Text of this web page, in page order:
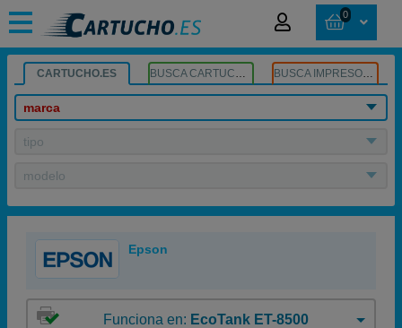
0
CARTUCHO.ES BUSCA CARTUCHOS BUSCA IMPRESORA
marca
tipo
modelo
Epson
Funciona en: EcoTank ET-8500